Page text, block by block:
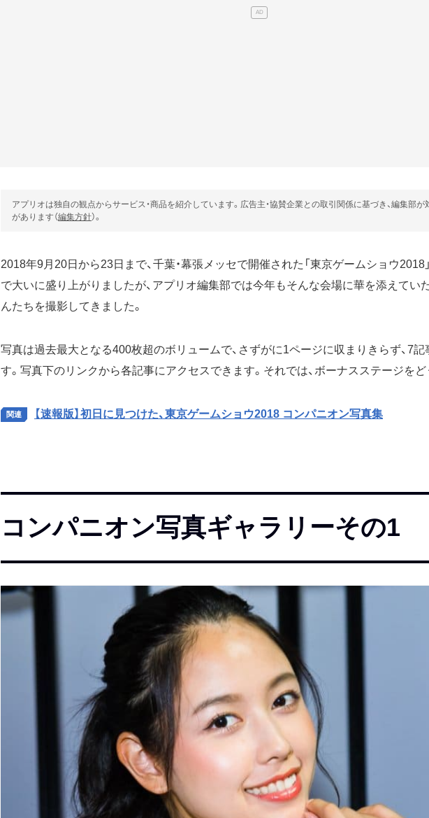
アプリオは独自の観点からサービス・商品を紹介しています。広告主・協賛企業との取引関係に基づき、編集部が
があります（編集方針）。
2018年9月20日から23日まで、千葉・幕張メッセで開催された「東京ゲームショウ2018
で大いに盛り上がりましたが、アプリオ編集部では今年もそんな会場に華を添えてい
んたちを撮影してきました。
写真は過去最大となる400枚超のボリュームで、さずがに1ページに収まりきらず、7記
す。写真下のリンクから各記事にアクセスできます。それでは、ボーナスステージをど
【速報版】初日に見つけた、東京ゲームショウ2018 コンパニオン写真集
コンパニオン写真ギャラリーその1